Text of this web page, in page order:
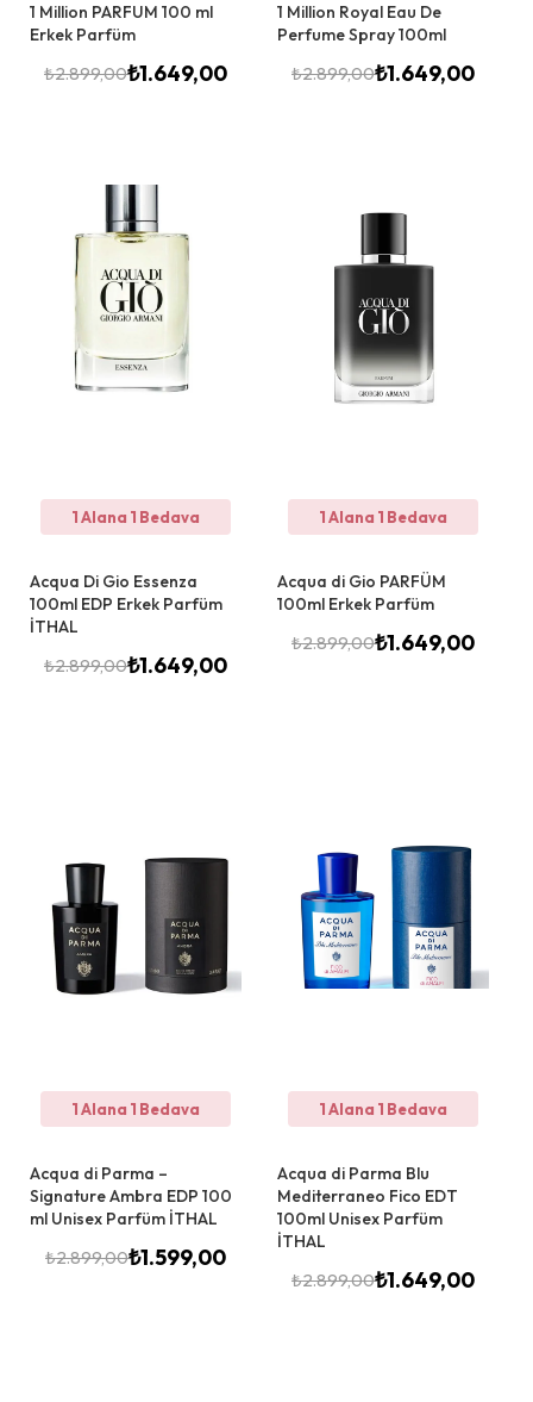
1 Million PARFUM 100 ml
Erkek Parfüm
₺2.899,00₺1.649,00
1 Million Royal Eau De
Perfume Spray 100ml
₺2.899,00₺1.649,00
1 Alana 1 Bedava
Acqua Di Gio Essenza
100ml EDP Erkek Parfüm
İTHAL
₺2.899,00₺1.649,00
1 Alana 1 Bedava
Acqua di Gio PARFÜM
100ml Erkek Parfüm
₺2.899,00₺1.649,00
1 Alana 1 Bedava
Acqua di Parma –
Signature Ambra EDP 100
ml Unisex Parfüm İTHAL
₺2.899,00₺1.599,00
1 Alana 1 Bedava
Acqua di Parma Blu
Mediterraneo Fico EDT
100ml Unisex Parfüm
İTHAL
₺2.899,00₺1.649,00